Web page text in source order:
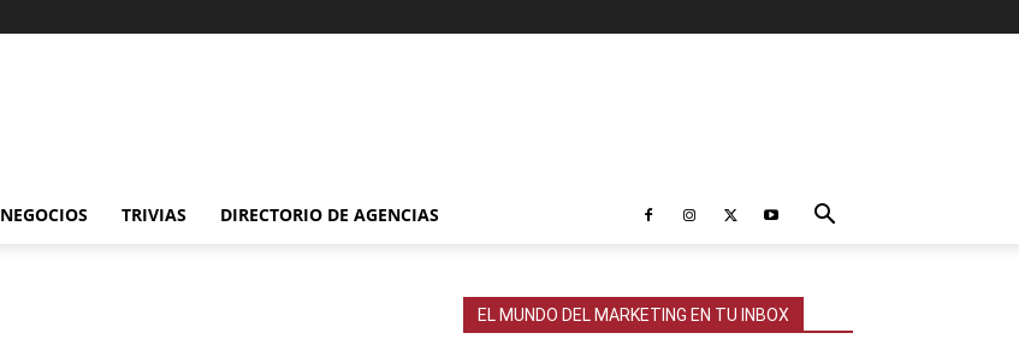
NEGOCIOS TRIVIAS DIRECTORIO DE AGENCIAS
EL MUNDO DEL MARKETING EN TU INBOX